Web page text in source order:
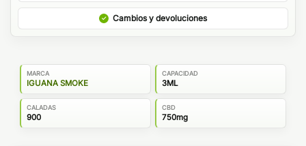
Cambios y devoluciones
MARCA
IGUANA SMOKE
CAPACIDAD
3ML
CALADAS
900
CBD
750mg